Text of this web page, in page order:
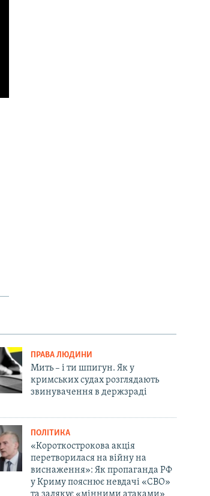
ПРАВА ЛЮДИНИ
Мить – і ти шпигун. Як у
кримських судах розглядають
звинувачення в держзраді
ПОЛІТИКА
«Короткострокова акція
перетворилася на війну на
виснаження»: Як пропаганда РФ
у Криму пояснює невдачі «СВО»
та залякує «мінними атаками»